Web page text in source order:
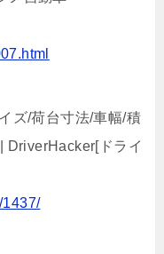
ズ/荷台寸法/車幅/積
DriverHacker[ドライ
1437/